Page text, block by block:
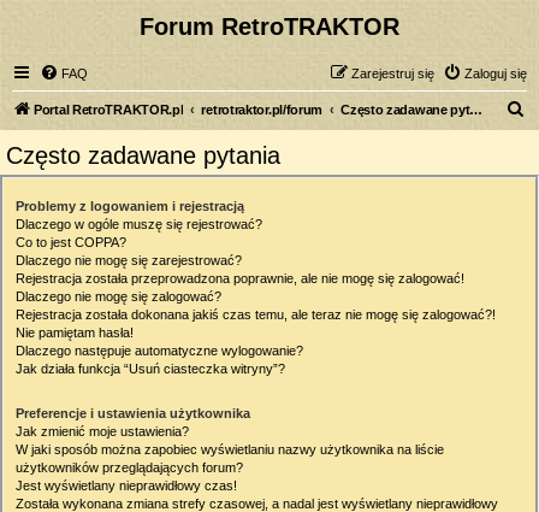
Forum RetroTRAKTOR
FAQ Zaloguj się
Zarejestruj się
Portal RetroTRAKTOR.pl retrotraktor.pl/forum Często zadawane pytania
Często zadawane pytania
Problemy z logowaniem i rejestracją
Dlaczego w ogóle muszę się rejestrować?
Co to jest COPPA?
Dlaczego nie mogę się zarejestrować?
Rejestracja została przeprowadzona poprawnie, ale nie mogę się zalogować!
Dlaczego nie mogę się zalogować?
Rejestracja została dokonana jakiś czas temu, ale teraz nie mogę się zalogować?!
Nie pamiętam hasła!
Dlaczego następuje automatyczne wylogowanie?
Jak działa funkcja “Usuń ciasteczka witryny”?
Preferencje i ustawienia użytkownika
Jak zmienić moje ustawienia?
W jaki sposób można zapobiec wyświetlaniu nazwy użytkownika na liście
użytkowników przeglądających forum?
Jest wyświetlany nieprawidłowy czas!
Została wykonana zmiana strefy czasowej, a nadal jest wyświetlany nieprawidłowy